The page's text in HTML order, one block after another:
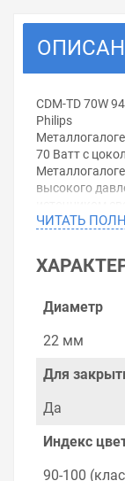
CDM-TD 70W
Philips
70 Ватт с
высокого
источником
поток с
конструкции
- необходима
- большое
освещение,
ЧИТАТЬ
Диаметр
22 мм
Для
Да
Индекс
90-100